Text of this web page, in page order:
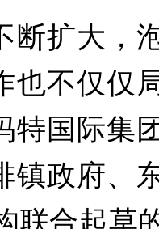
断扩大，
也不仅仅
特国际集
镇政府、
联合起草